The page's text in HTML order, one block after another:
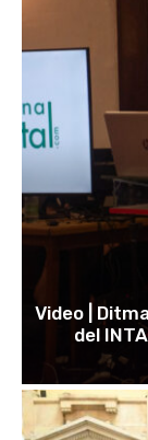
Video |
del